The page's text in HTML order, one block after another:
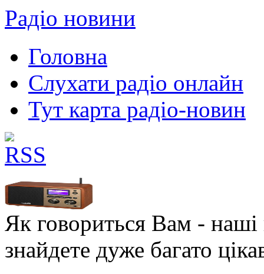
Радіо новини
Головна
Слухати радіо онлайн
Тут карта радіо-новин
Як говориться Вам - наші
знайдете дуже багато